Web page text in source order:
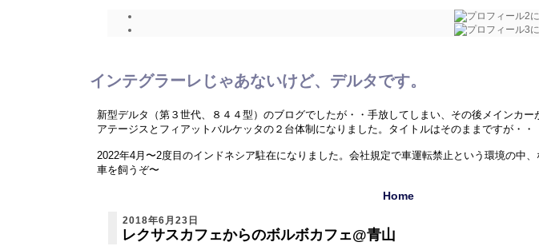
インテグラーレじゃあないけど、デルタです。
新型デルタ（第３世代、８４４型）のブログでしたが・・手放してしまい、その後メイン
アテージスとフィアットバルケッタの２台体制になりました。タイトルはそのままですが・・
2022年4月〜2度目のインドネシア駐在になりました。会社規定で車運転禁止という環境の
車を飼うぞ〜
ニューデルタ、Ｃ４ピカソ、バルケッタネタ以外に、海外のクルマ、珍しい中古車、ミニカ
Home
2018年6月23日
レクサスカフェからのボルボカフェ@青山